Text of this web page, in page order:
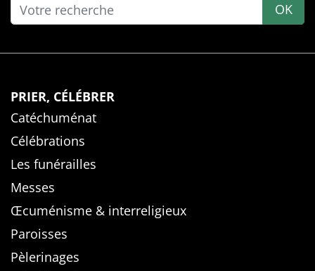
OK
PRIER, CÉLÉBRER
Catéchuménat
Célébrations
Les funérailles
Messes
Œcuménisme & interreligieux
Paroisses
Pèlerinages